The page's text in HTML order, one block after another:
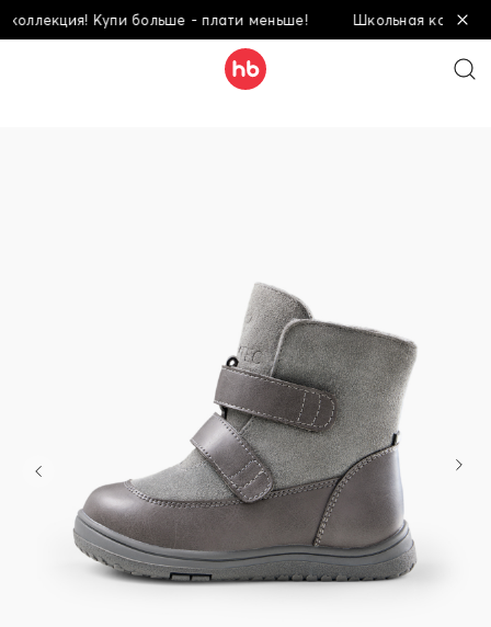
Купи больше - плати меньше! Школьная